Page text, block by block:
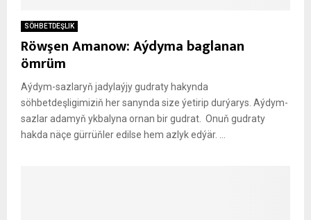
SÖHBETDEŞLIK
Röwşen Amanow: Aýdyma baglanan
ömrüm
Aýdym-sazlaryň jadylaýjy gudraty hakynda
söhbetdeşligimiziň her sanynda size ýetirip durýarys. Aýdym-
sazlar adamyň ykbalyna ornan bir gudrat. Onuň gudraty
hakda näçe gürrüňler edilse hem azlyk edýär. ...